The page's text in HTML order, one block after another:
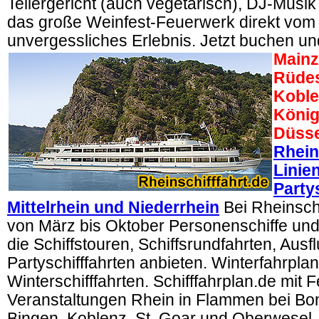
Tellergericht (auch vegetarisch), DJ-
das große Weinfest-Feuerwerk direkt
unvergessliches Erlebnis. Jetzt buchen
Mittelrhein und Niederrhein Bei
von März bis Oktober Personenschiffe
die Schiffstouren, Schiffsrundfahrten,
Partyschifffahrten anbieten.
Winterschifffahrten. Schifffahrplan.de mit
Veranstaltungen Rhein in Flammen bei